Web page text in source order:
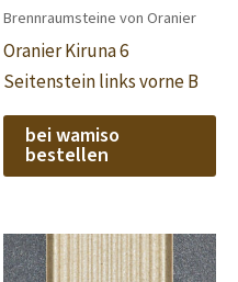
Brennraumsteine von Oranier
Oranier Kiruna 6
Seitenstein links vorne B
bei wamiso
bestellen